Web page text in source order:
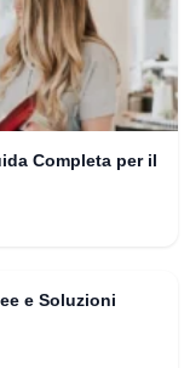
Completa per il
e Soluzioni